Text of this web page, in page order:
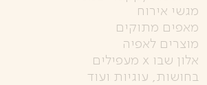
מגשי אירוח
מאפים מתוקים
מוצרים לאפיה
אלון שבו x מעפילים
בחושות, עוגיות ועוד